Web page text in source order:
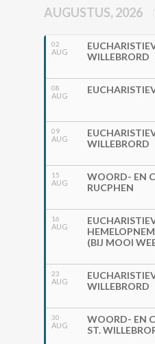
AUGUSTUS, 2026
02
AUG
WILLEBRORD
08
AUG
09
AUG
WILLEBRORD
15
AUG
WOORD- EN
RUCPHEN
16
AUG
(BIJ MOOI
23
AUG
WILLEBRORD
30
AUG
WOORD- EN
ST.